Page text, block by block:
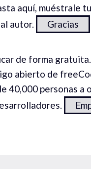
aquí, muéstrale tu
autor.
Gracias
de forma
abierto de
40,000 personas a